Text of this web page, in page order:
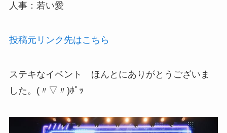
人事：若い愛
投稿元リンク先はこちら
ステキなイベント ほんとにありがとうございま
した。(〃▽〃)ﾎﾟｯ